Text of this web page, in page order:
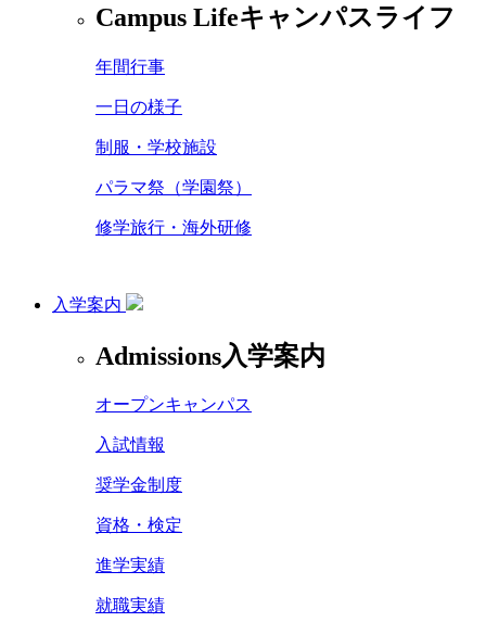
Campus Lifeキャンパスライフ
年間行事
一日の様子
制服・学校施設
パラマ祭（学園祭）
修学旅行・海外研修
入学案内
Admissions入学案内
オープンキャンパス
入試情報
奨学金制度
資格・検定
進学実績
就職実績